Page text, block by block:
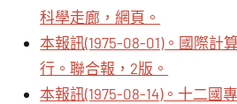
科學走廊，網頁。
本報訊(1975-08-01)。國際計
行。聯合報，2版。
本報訊(1975-08-14)。十二國